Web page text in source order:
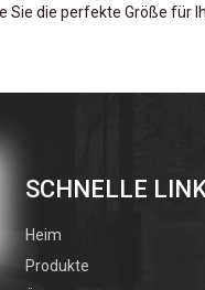
die perfekte Größe für
fundierte
verstehen
SCHNELLE
Heim
Produkte